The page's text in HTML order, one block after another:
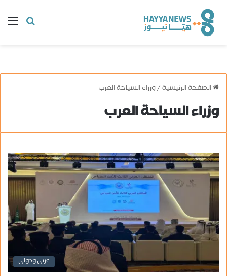
البحث
الصفحة الرئيسية/وزراء السياحة العرب
وزراء السياحة العرب
عربي ودولي